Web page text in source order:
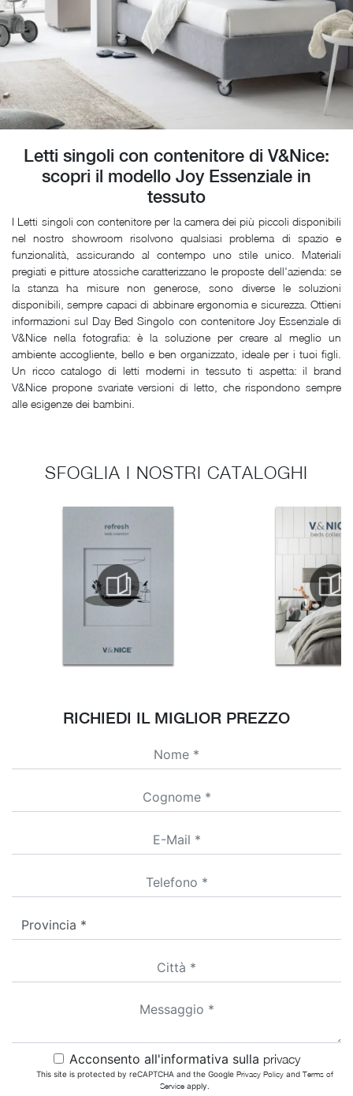
Letti singoli con contenitore di V&Nice:
scopri il modello Joy Essenziale in
tessuto
I Letti singoli con contenitore per la camera dei più piccoli disponibili
nel nostro showroom risolvono qualsiasi problema di spazio e
funzionalità, assicurando al contempo uno stile unico. Materiali
pregiati e pitture atossiche caratterizzano le proposte dell'azienda: se
la stanza ha misure non generose, sono diverse le soluzioni
disponibili, sempre capaci di abbinare ergonomia e sicurezza. Ottieni
informazioni sul Day Bed Singolo con contenitore Joy Essenziale di
V&Nice nella fotografia: è la soluzione per creare al meglio un
ambiente accogliente, bello e ben organizzato, ideale per i tuoi figli.
Un ricco catalogo di letti moderni in tessuto ti aspetta: il brand
V&Nice propone svariate versioni di letto, che rispondono sempre
alle esigenze dei bambini.
SFOGLIA I NOSTRI CATALOGHI
RICHIEDI IL MIGLIOR PREZZO
Acconsento all'informativa sulla privacy
This site is protected by reCAPTCHA and the Google Privacy Policyand Terms of
Serviceapply.